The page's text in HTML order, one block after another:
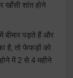
खाँसी शांत होने
बीमार पड़ते हैं और
है, तो फेफड़ों को
में 2 से 4 महीने